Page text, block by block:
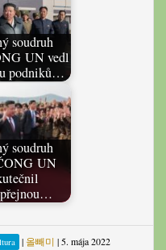
soudruh
UN vedl
podniků…
soudruh
UN
| 올빼미 | 5. mája 2022